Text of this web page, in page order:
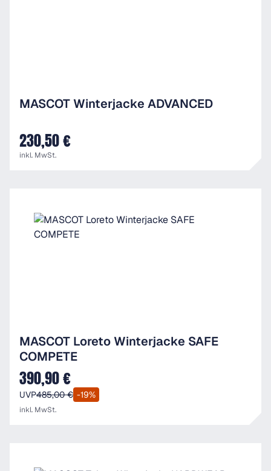
MASCOT Winterjacke ADVANCED
UVP
230,50 €
inkl. MwSt.
MASCOT Loreto Winterjacke SAFE
COMPETE
Verkaufspreis:
390,90 €
UVP485,00 € -19%
inkl. MwSt.